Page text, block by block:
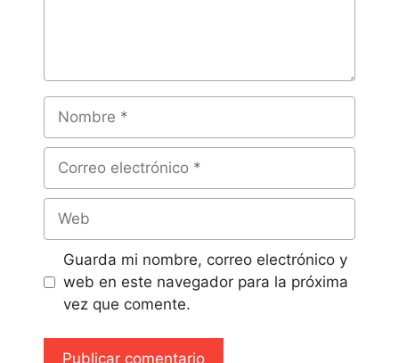
Guarda mi nombre, correo electrónico y
web en este navegador para la próxima
vez que comente.